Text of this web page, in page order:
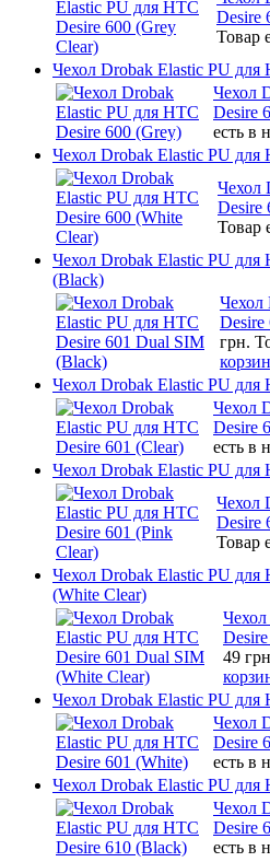
Desire
Товар
Чехол Drobak Elastic PU для
Чехол
Desire
есть в
Чехол Drobak Elastic PU для
Чехол
Desire
Товар
Чехол Drobak Elastic PU
(Black)
Чехол
грн.
Чехол Drobak Elastic PU для
Чехол
Desire
есть в
Чехол Drobak Elastic PU для
Чехол
Desire
Товар
Чехол Drobak Elastic PU
(White Clear)
49
Чехол Drobak Elastic PU для
Чехол
Desire
есть в
Чехол Drobak Elastic PU для
Чехол
Desire
есть в